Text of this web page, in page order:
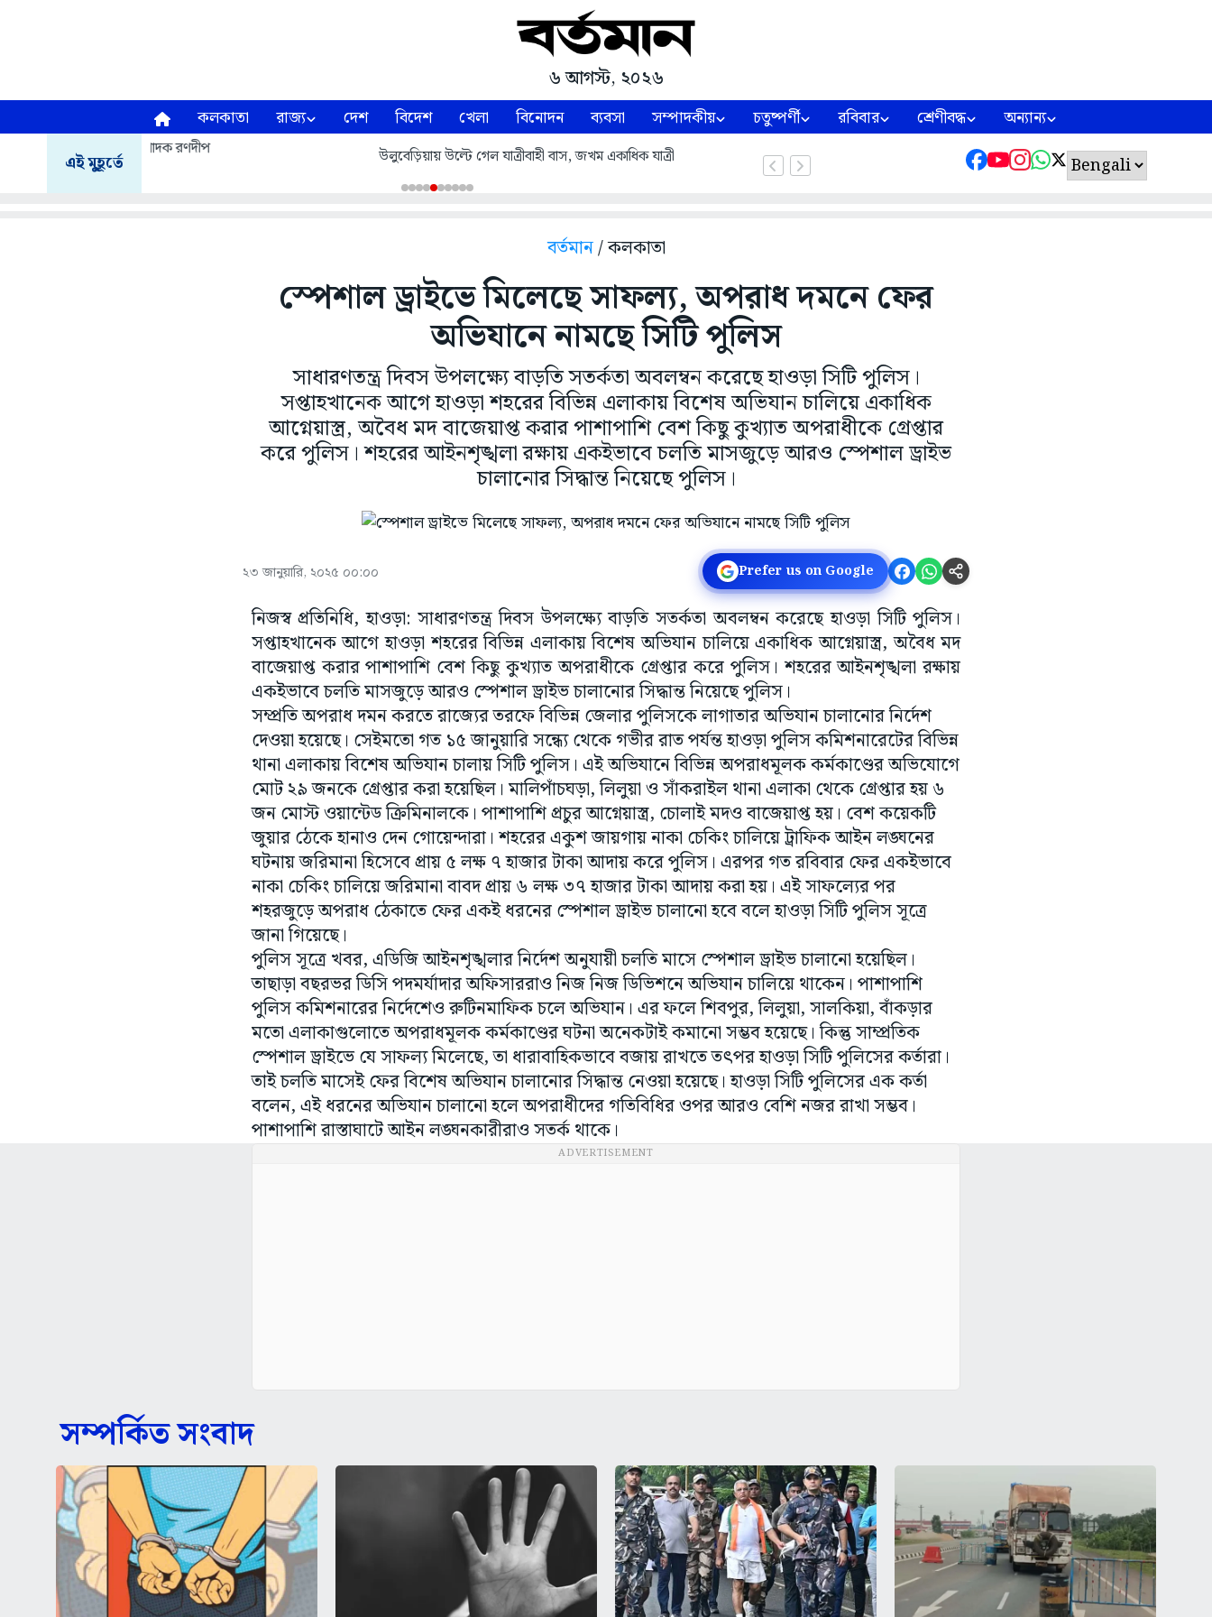
৬ আগস্ট, ২০২৬
কলকাতা রাজ্য দেশ বিদেশ খেলা বিনোদন ব্যবসা সম্পাদকীয় চতুষ্পর্ণী রবিবার শ্রেণীবদ্ধ অন্যান্য
এই মুহূর্তে উলুবেড়িয়ায় উল্টে গেল যাত্রীবাহী বাস, জখম একাধিক যাত্রী
বর্তমান/ কলকাতা
স্পেশাল ড্রাইভে মিলেছে সাফল্য, অপরাধ দমনে ফের
অভিযানে নামছে সিটি পুলিস
সাধারণতন্ত্র দিবস উপলক্ষ্যে বাড়তি সতর্কতা অবলম্বন করেছে হাওড়া সিটি পুলিস।
সপ্তাহখানেক আগে হাওড়া শহরের বিভিন্ন এলাকায় বিশেষ অভিযান চালিয়ে একাধিক
আগ্নেয়াস্ত্র, অবৈধ মদ বাজেয়াপ্ত করার পাশাপাশি বেশ কিছু কুখ্যাত অপরাধীকে গ্রেপ্তার
করে পুলিস। শহরের আইনশৃঙ্খলা রক্ষায় একইভাবে চলতি মাসজুড়ে আরও স্পেশাল ড্রাইভ
চালানোর সিদ্ধান্ত নিয়েছে পুলিস।
২৩ জানুয়ারি, ২০২৫ ০০:০০ Prefer us on Google
নিজস্ব প্রতিনিধি, হাওড়া: সাধারণতন্ত্র দিবস উপলক্ষ্যে বাড়তি সতর্কতা অবলম্বন করেছে হাওড়া সিটি পুলিস।
সপ্তাহখানেক আগে হাওড়া শহরের বিভিন্ন এলাকায় বিশেষ অভিযান চালিয়ে একাধিক আগ্নেয়াস্ত্র, অবৈধ মদ
বাজেয়াপ্ত করার পাশাপাশি বেশ কিছু কুখ্যাত অপরাধীকে গ্রেপ্তার করে পুলিস। শহরের আইনশৃঙ্খলা রক্ষায়
একইভাবে চলতি মাসজুড়ে আরও স্পেশাল ড্রাইভ চালানোর সিদ্ধান্ত নিয়েছে পুলিস।
সম্প্রতি অপরাধ দমন করতে রাজ্যের তরফে বিভিন্ন জেলার পুলিসকে লাগাতার অভিযান চালানোর নির্দেশ
দেওয়া হয়েছে। সেইমতো গত ১৫ জানুয়ারি সন্ধ্যে থেকে গভীর রাত পর্যন্ত হাওড়া পুলিস কমিশনারেটের বিভিন্ন
থানা এলাকায় বিশেষ অভিযান চালায় সিটি পুলিস। এই অভিযানে বিভিন্ন অপরাধমূলক কর্মকাণ্ডের অভিযোগে
মোট ২৯ জনকে গ্রেপ্তার করা হয়েছিল। মালিপাঁচঘড়া, লিলুয়া ও সাঁকরাইল থানা এলাকা থেকে গ্রেপ্তার হয় ৬
জন মোস্ট ওয়ান্টেড ক্রিমিনালকে। পাশাপাশি প্রচুর আগ্নেয়াস্ত্র, চোলাই মদও বাজেয়াপ্ত হয়। বেশ কয়েকটি
জুয়ার ঠেকে হানাও দেন গোয়েন্দারা। শহরের একুশ জায়গায় নাকা চেকিং চালিয়ে ট্রাফিক আইন লঙ্ঘনের
ঘটনায় জরিমানা হিসেবে প্রায় ৫ লক্ষ ৭ হাজার টাকা আদায় করে পুলিস। এরপর গত রবিবার ফের একইভাবে
নাকা চেকিং চালিয়ে জরিমানা বাবদ প্রায় ৬ লক্ষ ৩৭ হাজার টাকা আদায় করা হয়। এই সাফল্যের পর
শহরজুড়ে অপরাধ ঠেকাতে ফের একই ধরনের স্পেশাল ড্রাইভ চালানো হবে বলে হাওড়া সিটি পুলিস সূত্রে
জানা গিয়েছে।
পুলিস সূত্রে খবর, এডিজি আইনশৃঙ্খলার নির্দেশ অনুযায়ী চলতি মাসে স্পেশাল ড্রাইভ চালানো হয়েছিল।
তাছাড়া বছরভর ডিসি পদমর্যাদার অফিসাররাও নিজ নিজ ডিভিশনে অভিযান চালিয়ে থাকেন। পাশাপাশি
পুলিস কমিশনারের নির্দেশেও রুটিনমাফিক চলে অভিযান। এর ফলে শিবপুর, লিলুয়া, সালকিয়া, বাঁকড়ার
মতো এলাকাগুলোতে অপরাধমূলক কর্মকাণ্ডের ঘটনা অনেকটাই কমানো সম্ভব হয়েছে। কিন্তু সাম্প্রতিক
স্পেশাল ড্রাইভে যে সাফল্য মিলেছে, তা ধারাবাহিকভাবে বজায় রাখতে তৎপর হাওড়া সিটি পুলিসের কর্তারা।
তাই চলতি মাসেই ফের বিশেষ অভিযান চালানোর সিদ্ধান্ত নেওয়া হয়েছে। হাওড়া সিটি পুলিসের এক কর্তা
বলেন, এই ধরনের অভিযান চালানো হলে অপরাধীদের গতিবিধির ওপর আরও বেশি নজর রাখা সম্ভব।
পাশাপাশি রাস্তাঘাটে আইন লঙ্ঘনকারীরাও সতর্ক থাকে।
ADVERTISEMENT
সম্পর্কিত সংবাদ